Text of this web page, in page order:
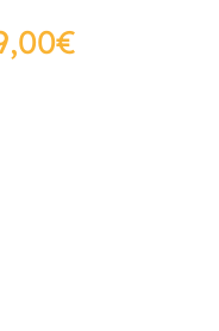
€